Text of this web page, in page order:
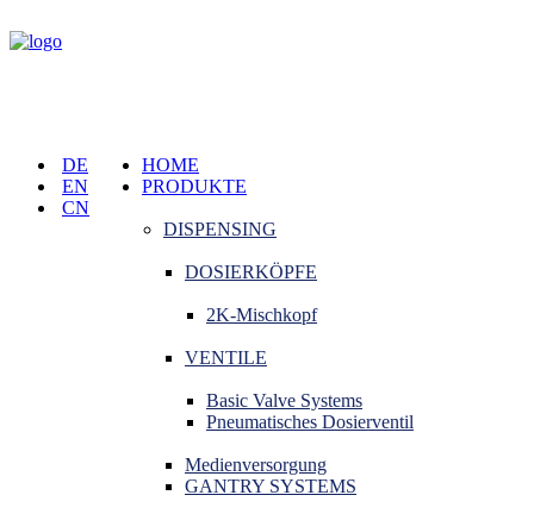
HOME
PRODUKTE
DISPENSING
DOSIERKÖPFE
2K-Mischkopf
VENTILE
Basic Valve Systems
Pneumatisches Dosierventil
Medienversorgung
GANTRY SYSTEMS
DE
EN
CN